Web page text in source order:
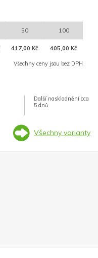
50 100
417,00 Kč 405,00 Kč
Všechny ceny jsou bez DPH
Další naskladnění cca
5 dnů
Všechny varianty